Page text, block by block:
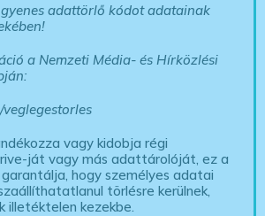
adattörlő kódot adatainak
a Nemzeti Média- és Hírközlési
vagy kidobja régi
ját vagy más adattárolóját, ez a
hogy személyes adatai
törlésre kerülnek,
illetéktelen kezekbe.